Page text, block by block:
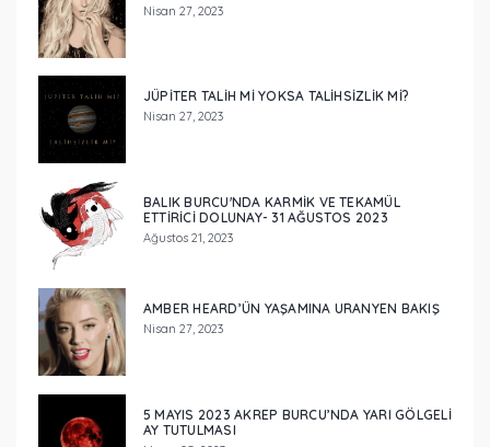
Nisan 27, 2023
JÜPİTER TALİH Mİ YOKSA TALİHSİZLİK Mİ?
Nisan 27, 2023
BALIK BURCU'NDA KARMİK VE TEKAMÜL
ETTİRİCİ DOLUNAY- 31 AĞUSTOS 2023
Ağustos 21, 2023
AMBER HEARD’ÜN YAŞAMINA URANYEN BAKIŞ
Nisan 27, 2023
5 MAYIS 2023 AKREP BURCU’NDA YARI GÖLGELİ
AY TUTULMASI